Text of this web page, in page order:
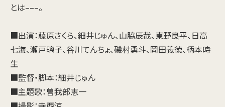
とは–––。
■出演：藤原さくら、細井じゅん、山脇辰哉、東野良平、日高
七海、瀬戸璃子、谷川てんちょ、磯村勇斗、岡田義徳、柄本時
生
■監督・脚本：細井じゅん
■主題歌：曽我部恵一